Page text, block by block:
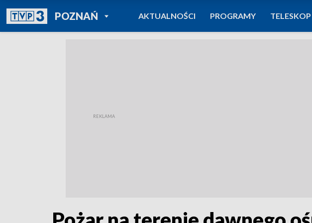
POZNAŃPOWRÓT DO
TVP REGIONY
AKTUALNOŚCI PROGRAMY